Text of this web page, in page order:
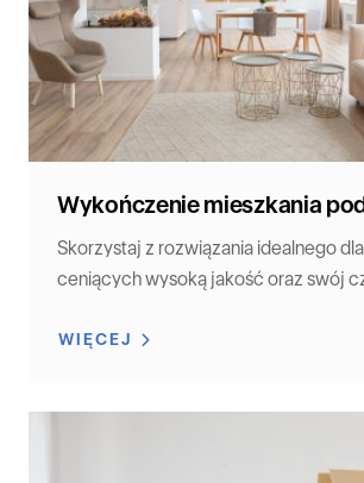
Wykończenie mieszkania
Skorzystaj z rozwiązania idealnego
ceniących wysoką jakość oraz swój
WIĘCEJ